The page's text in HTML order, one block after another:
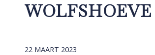
22 MAART 2023